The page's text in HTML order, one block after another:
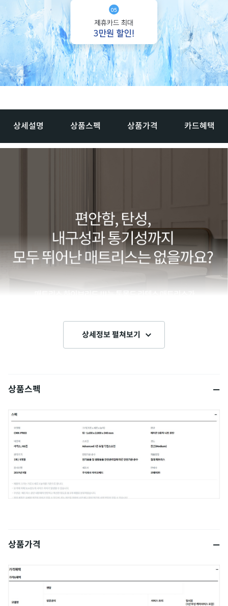
상세설명 상품스펙 상품가격 카드혜택
상세정보 펼쳐보기
상품스펙
상품가격